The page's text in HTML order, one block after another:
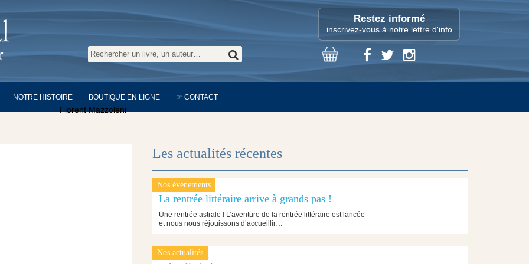
Restez informé
inscrivez-vous à notre lettre d'info
NOTRE HISTOIRE BOUTIQUE EN LIGNE ☞ CONTACT
Florent Mazzoleni
Les actualités récentes
Nos événements
24 juin 2026
La rentrée littéraire arrive à grands pas !
Une rentrée astrale ! L’aventure de la rentrée littéraire est lancée
et nous nous réjouissons d’accueillir…
Nos actualités
25 janvier 2024